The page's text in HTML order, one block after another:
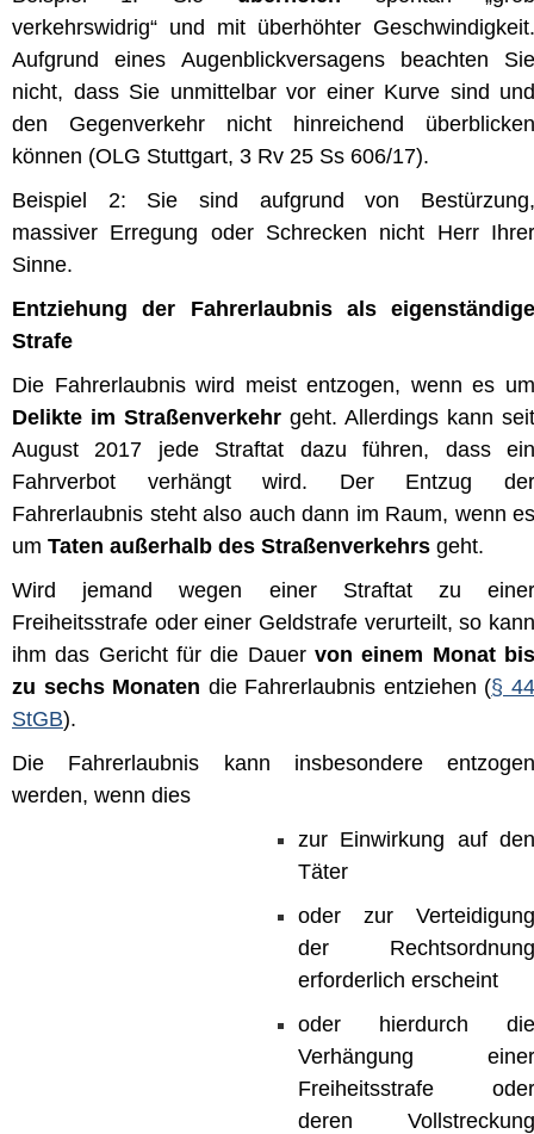
verkehrswidrig“ und mit überhöhter Geschwindigkeit.
Aufgrund eines Augenblickversagens beachten Sie
nicht, dass Sie unmittelbar vor einer Kurve sind und
den Gegenverkehr nicht hinreichend überblicken
können (OLG Stuttgart, 3 Rv 25 Ss 606/17).
Beispiel 2: Sie sind aufgrund von Bestürzung,
massiver Erregung oder Schrecken nicht Herr Ihrer
Sinne.
Entziehung der Fahrerlaubnis als eigenständige
Strafe
Die Fahrerlaubnis wird meist entzogen, wenn es um
Delikte im Straßenverkehr geht. Allerdings kann seit
August 2017 jede Straftat dazu führen, dass ein
Fahrverbot verhängt wird. Der Entzug der
Fahrerlaubnis steht also auch dann im Raum, wenn es
um Taten außerhalb des Straßenverkehrs geht.
Wird jemand wegen einer Straftat zu einer
Freiheitsstrafe oder einer Geldstrafe verurteilt, so kann
ihm das Gericht für die Dauer von einem Monat bis
zu sechs Monaten die Fahrerlaubnis entziehen (§
StGB).
Die Fahrerlaubnis kann insbesondere entzogen
werden, wenn dies
zur Einwirkung auf den
Täter
oder zur Verteidigung
der Rechtsordnung
erforderlich erscheint
oder hierdurch die
Verhängung einer
Freiheitsstrafe oder
deren Vollstreckung